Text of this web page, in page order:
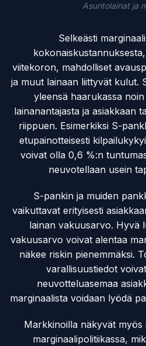
Asuntolainat ja
Selkeästi
viitekoron, mahdolliset
ja muut lainaan liittyvät kulut.
yleensä haarukassa
lainanantajasta ja asiakkaan
riippuen. Esimerkiksi S-
etupainotteisesti
voivat olla 0,6 %:n
neuvotellaan usein
S-pankin ja muiden
vaikuttavat erityisesti
lainan vakuusarvo. Hyvä
vakuusarvo voivat alentaa
näkee riskin pienemmäksi.
varallisuustiedot
neuvotteluasemaa
marginaalista voidaan lyödä
Markkinoilla näkyvät
marginaalipolitiikassa,